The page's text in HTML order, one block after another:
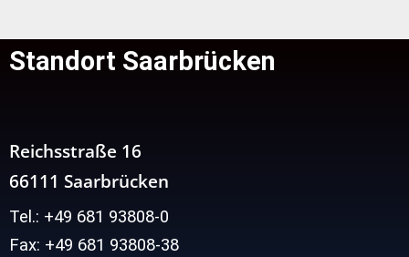
Standort Saarbrücken
Reichsstraße 16
66111 Saarbrücken
Tel.: +49 681 93808-0
Fax: +49 681 93808-38